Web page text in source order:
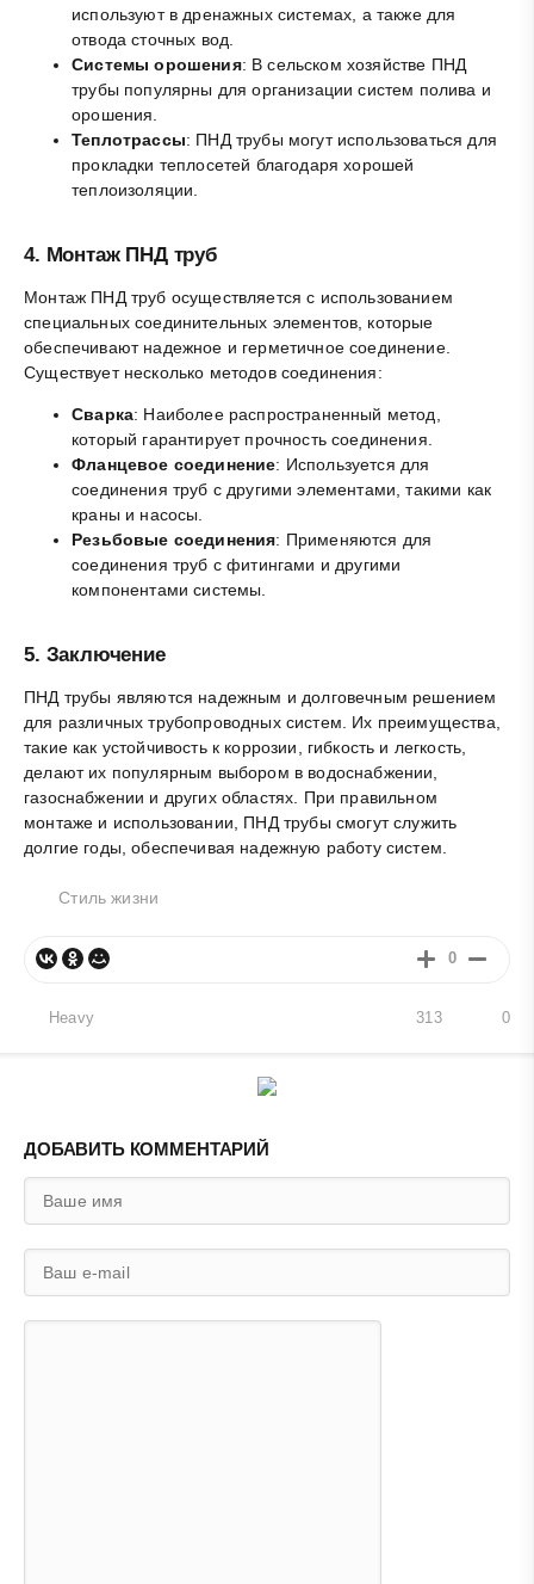
используют в дренажных системах, а также для
отвода сточных вод.
Системы орошения: В сельском хозяйстве ПНД
трубы популярны для организации систем полива и
орошения.
Теплотрассы: ПНД трубы могут использоваться для
прокладки теплосетей благодаря хорошей
теплоизоляции.
4. Монтаж ПНД труб
Монтаж ПНД труб осуществляется с использованием
специальных соединительных элементов, которые
обеспечивают надежное и герметичное соединение.
Существует несколько методов соединения:
Сварка: Наиболее распространенный метод,
который гарантирует прочность соединения.
Фланцевое соединение: Используется для
соединения труб с другими элементами, такими как
краны и насосы.
Резьбовые соединения: Применяются для
соединения труб с фитингами и другими
компонентами системы.
5. Заключение
ПНД трубы являются надежным и долговечным решением
для различных трубопроводных систем. Их преимущества,
такие как устойчивость к коррозии, гибкость и легкость,
делают их популярным выбором в водоснабжении,
газоснабжении и других областях. При правильном
монтаже и использовании, ПНД трубы смогут служить
долгие годы, обеспечивая надежную работу систем.
Стиль жизни
0
Heavy 0
313
ДОБАВИТЬ КОММЕНТАРИЙ